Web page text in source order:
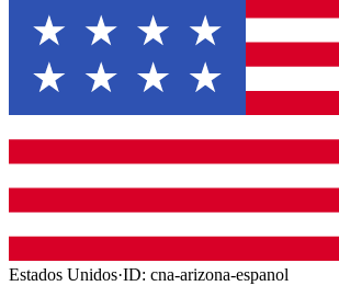
Estados Unidos·ID: cna-arizona-espanol